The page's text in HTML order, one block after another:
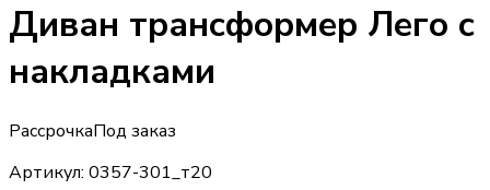
Диван трансформер Лего с
накладками
РассрочкаПод заказ
Артикул: 0357-301_т20